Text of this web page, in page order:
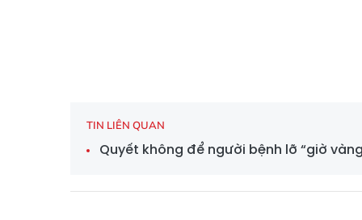
TIN LIÊN QUAN
Quyết không để người bệnh lỡ “giờ